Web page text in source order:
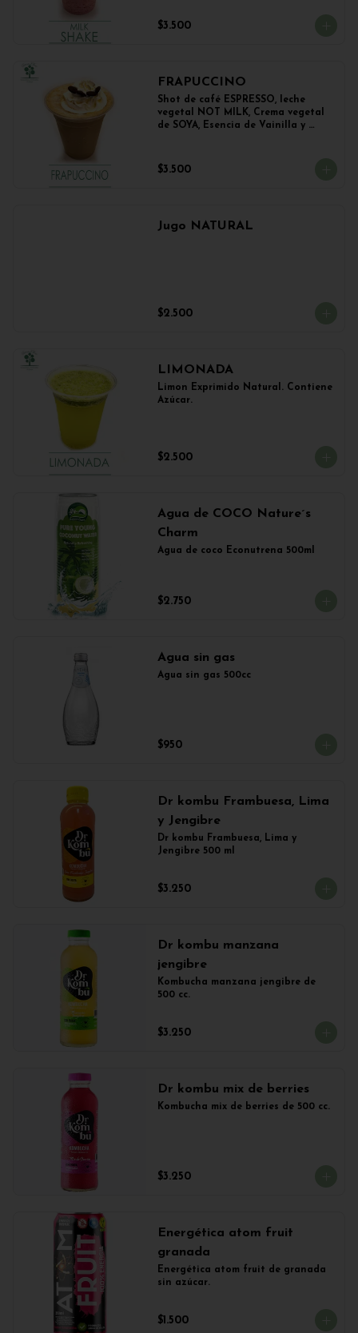
$3.500
FRAPUCCINO
Shot de café ESPRESSO, leche
vegetal NOT MILK, Crema vegetal
de SOYA, Esencia de Vainilla y
$3.500
Jugo NATURAL
$2.500
LIMONADA
Limon Exprimido Natural. Contiene
Azúcar.
$2.500
Agua de COCO Nature´s
Charm
Agua de coco Econutrena 500ml
$2.750
Agua sin gas
Agua sin gas 500cc
$950
Dr kombu Frambuesa, Lima
y Jengibre
Dr kombu Frambuesa, Lima y
Jengibre 500 ml
$3.250
Dr kombu manzana
jengibre
Kombucha manzana jengibre de
500 cc.
$3.250
Dr kombu mix de berries
Kombucha mix de berries de 500 cc.
$3.250
Energética atom fruit
granada
Energética atom fruit de granada
sin azúcar.
$1.500